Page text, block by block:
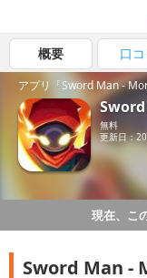
概要 口コ
アプリ「Sword Man -
無料
更新日：
現在、こ
Sword Man -